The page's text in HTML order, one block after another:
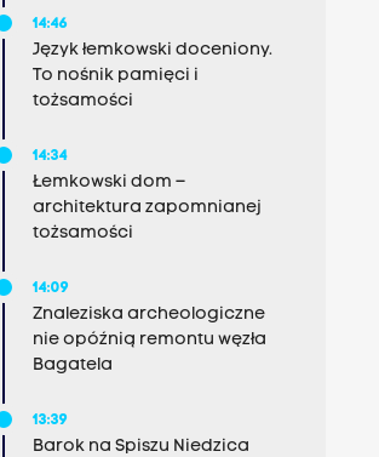
14:46
Język łemkowski doceniony.
To nośnik pamięci i
tożsamości
14:34
Łemkowski dom –
architektura zapomnianej
tożsamości
14:09
Znaleziska archeologiczne
nie opóźnią remontu węzła
Bagatela
13:39
Barok na Spiszu Niedzica